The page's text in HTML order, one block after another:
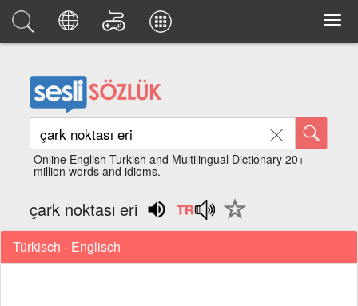
Online English Turkish and Multilingual Dictionary 20+
million words and idioms.
çark noktası eri
Türkisch - Englisch